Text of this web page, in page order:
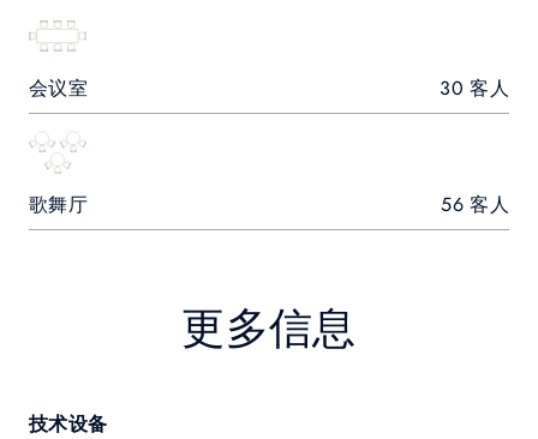
会议室 30 客人
歌舞厅 56 客人
更多信息
技术设备